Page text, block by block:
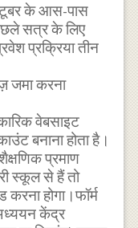
के आस-पास
सत्र के लिए
प्रक्रिया तीन
जमा करना
वेबसाइट
बनाना होता है।
प्रमाण
स्कूल से हैं तो
होगा।फॉर्म
केंद्र